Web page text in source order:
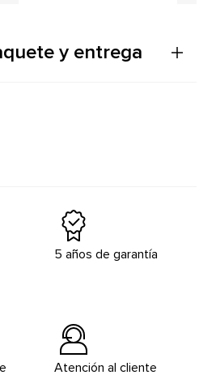
y entrega
5 años de garantía
Atención al cliente